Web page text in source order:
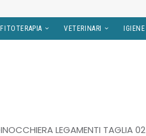
LEGAMENTI TAGLIA 02